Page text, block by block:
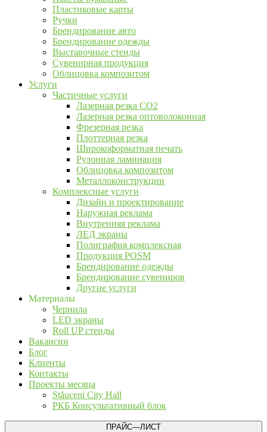
Пластиковые карты
Ручки
Брендирование авто
Брендирование одежды
Выставочные стенды
Сувенирная продукция
Облицовка композитом
Услуги
Частичные услуги
Лазерная резка CO2
Лазерная резка оптоволоконная
Фрезерная резка
Плоттерная резка
Широкоформатная печать
Рулонная ламинация
Облицовка композитом
Металлоконструкции
Комплексные услуги
Дизайн и проектирование
Наружная реклама
Внутренняя реклама
ЛЕД экраны
Полиграфия комплексная
Продукция POSM
Брендирование одежды
Брендирование сувениров
Другие услуги
Материалы
Чернила
LED экраны
Roll UP стенды
Вакансии
Блог
Клиенты
Контакты
Проекты месяца
Stăuceni City Hall
РКБ Консультативный блок
ПРАЙС—ЛИСТ